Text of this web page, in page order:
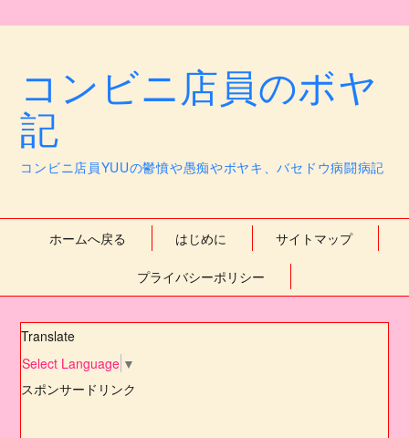
コンビニ店員のボヤ
記
コンビニ店員YUUの鬱憤や愚痴やボヤキ、バセドウ病闘病記
ホームへ戻る はじめに サイトマップ
プライバシーポリシー
Translate
Select Language ▼
スポンサードリンク